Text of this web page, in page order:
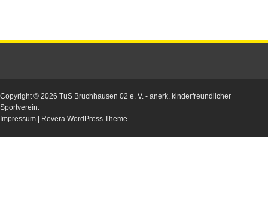
Copyright © 2026 TuS Bruchhausen 02 e. V. - anerk. kinderfreundlicher
Sportverein.
Impressum
Revera WordPress Theme